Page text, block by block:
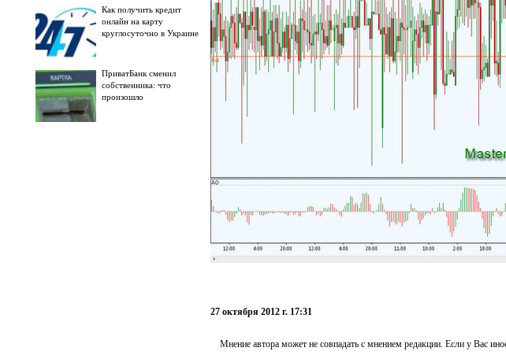
Как получить кредит
онлайн на карту
круглосуточно в Украине
ПриватБанк сменил
собственника: что
произошло
27 октября 2012 г. 17:31
Мнение автора может не совпадать с мнением редакции. Если у Вас